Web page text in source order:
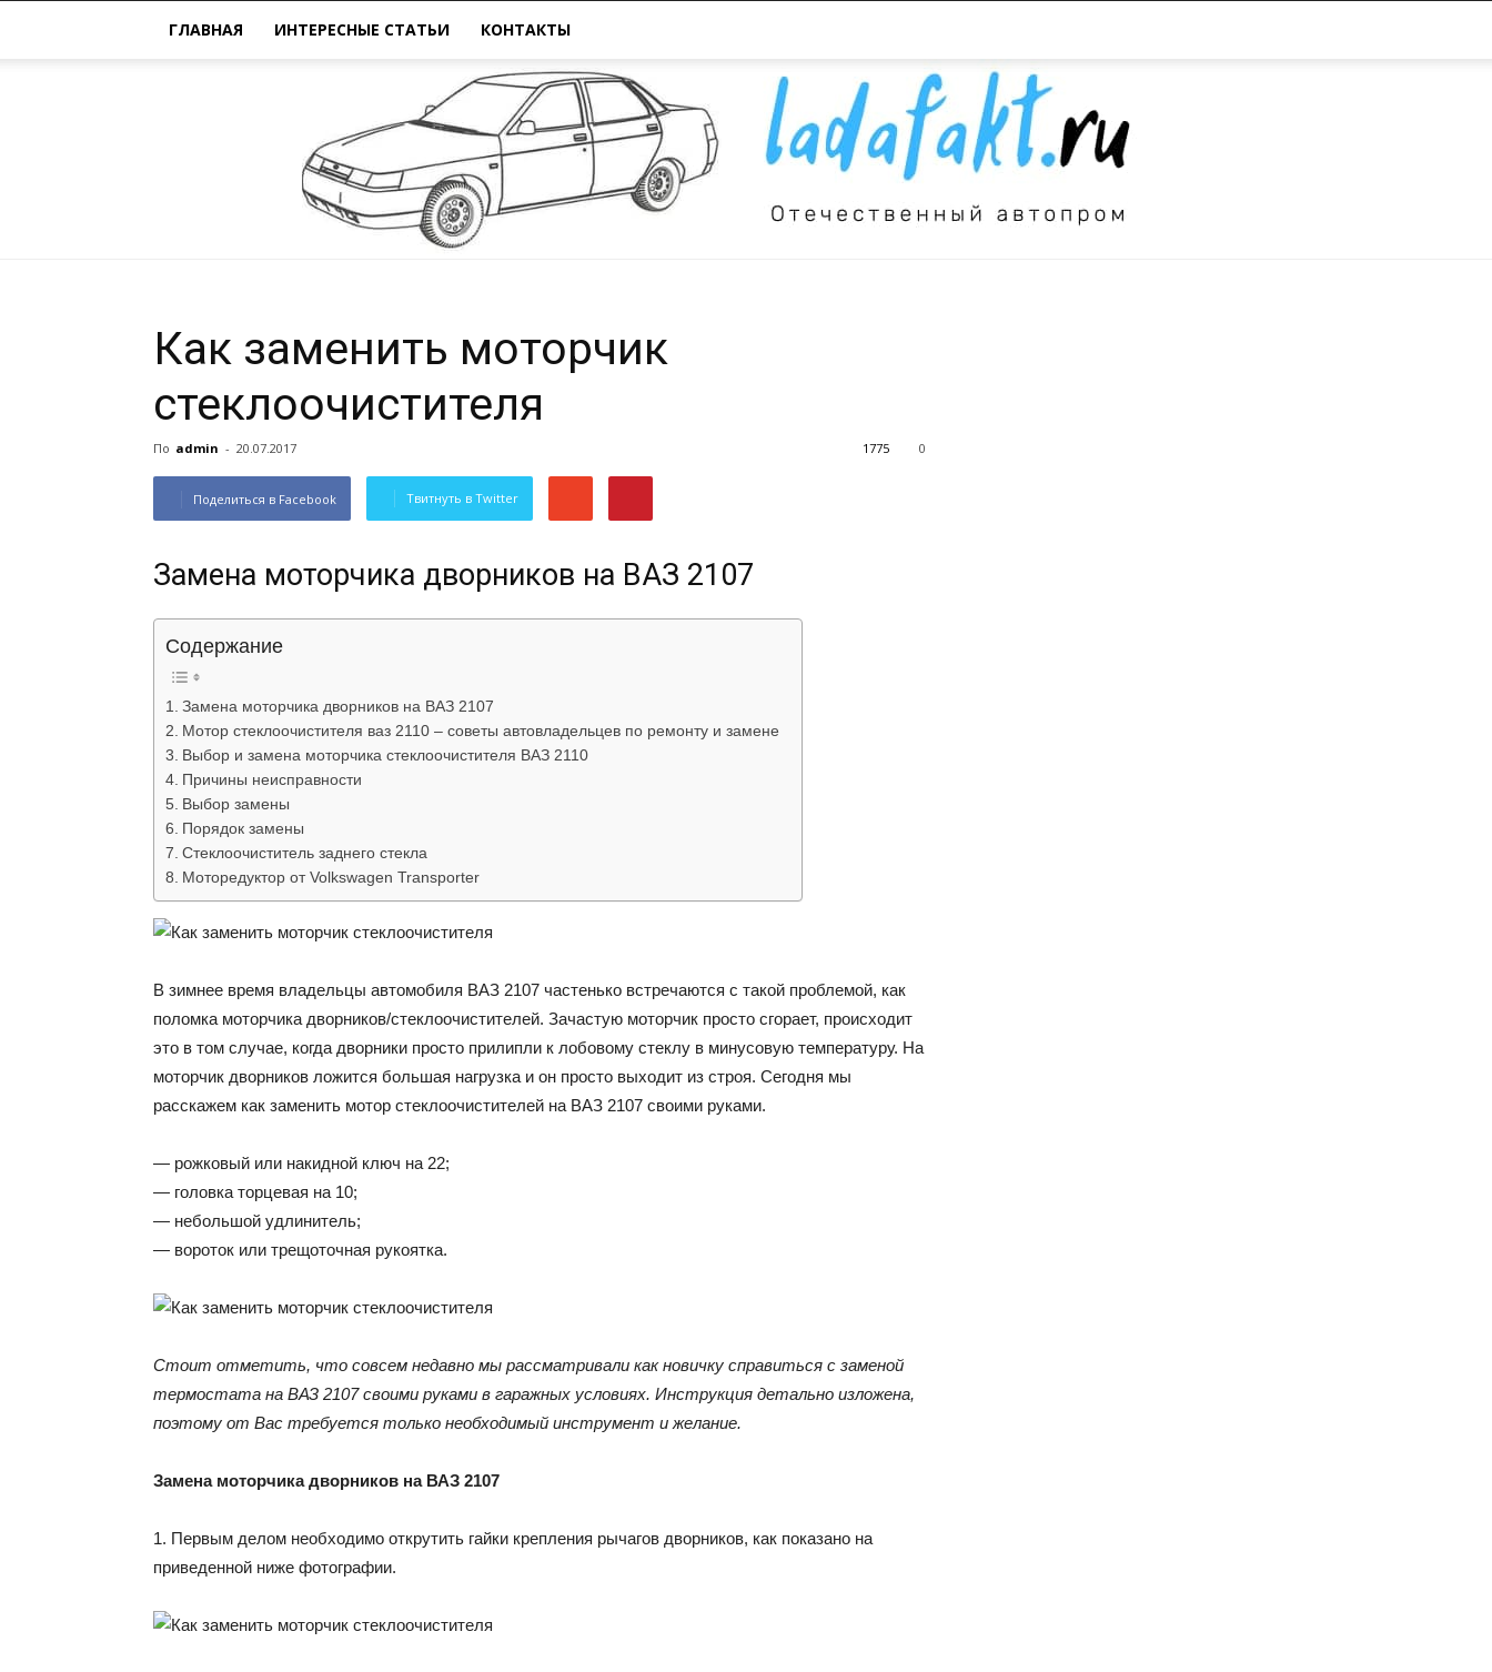
ГЛАВНАЯ ИНТЕРЕСНЫЕ СТАТЬИ КОНТАКТЫ
ВАЗ
Как заменить моторчик
стеклоочистителя
По admin - 20.07.2017 0
1775
Поделиться в Facebook Твитнуть в Twitter
Замена моторчика дворников на ВАЗ 2107
Содержание
Замена моторчика дворников на ВАЗ 2107
Мотор стеклоочистителя ваз 2110 – советы автовладельцев по ремонту и замене
Выбор и замена моторчика стеклоочистителя ВАЗ 2110
Причины неисправности
Выбор замены
Порядок замены
Стеклоочиститель заднего стекла
Моторедуктор от Volkswagen Transporter
В зимнее время владельцы автомобиля ВАЗ 2107 частенько встречаются с такой проблемой, как
поломка моторчика дворников/стеклоочистителей. Зачастую моторчик просто сгорает, происходит
это в том случае, когда дворники просто прилипли к лобовому стеклу в минусовую температуру. На
моторчик дворников ложится большая нагрузка и он просто выходит из строя. Сегодня мы
расскажем как заменить мотор стеклоочистителей на ВАЗ 2107 своими руками.
— рожковый или накидной ключ на 22;
— головка торцевая на 10;
— небольшой удлинитель;
— вороток или трещоточная рукоятка.
Стоит отметить, что совсем недавно мы рассматривали как новичку справиться с заменой
термостата на ВАЗ 2107 своими руками в гаражных условиях. Инструкция детально изложена,
поэтому от Вас требуется только необходимый инструмент и желание.
Замена моторчика дворников на ВАЗ 2107
1. Первым делом необходимо открутить гайки крепления рычагов дворников, как показано на
приведенной ниже фотографии.